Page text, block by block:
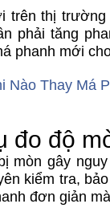
trên thị
phải tăng
phanh mới
Nào Thay Má
đo độ
mòn gây
kiểm tra,
đơn giản